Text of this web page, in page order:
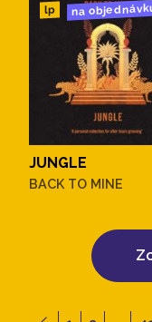
lp na
JUNGLE
BACK TO MINE